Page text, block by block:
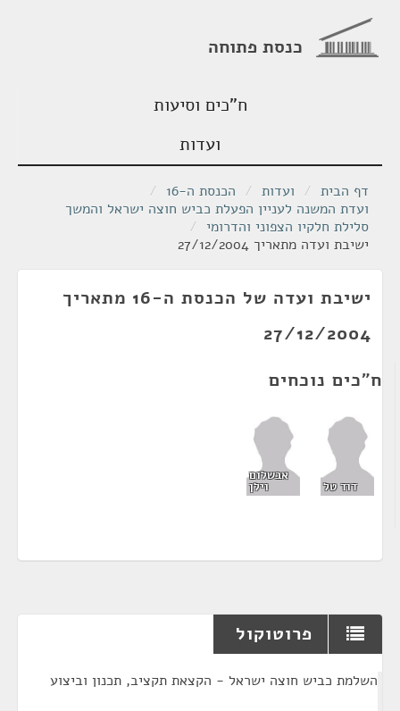
כנסת פתוחה
ח"כים וסיעות
ועדות
דף הבית / ועדות / הכנסת ה-16
/
ועדת המשנה לעניין הפעלת כביש חוצה ישראל והמשך
סלילת חלקיו הצפוני והדרומי /
ישיבת ועדה מתאריך 27/12/2004
ישיבת ועדה של הכנסת ה-16 מתאריך
27/12/2004
ח"כים נוכחים
דוד טל
אבשלום
וילן
פרוטוקול
השלמת כביש חוצה ישראל - הקצאת תקציב, תכנון וביצוע